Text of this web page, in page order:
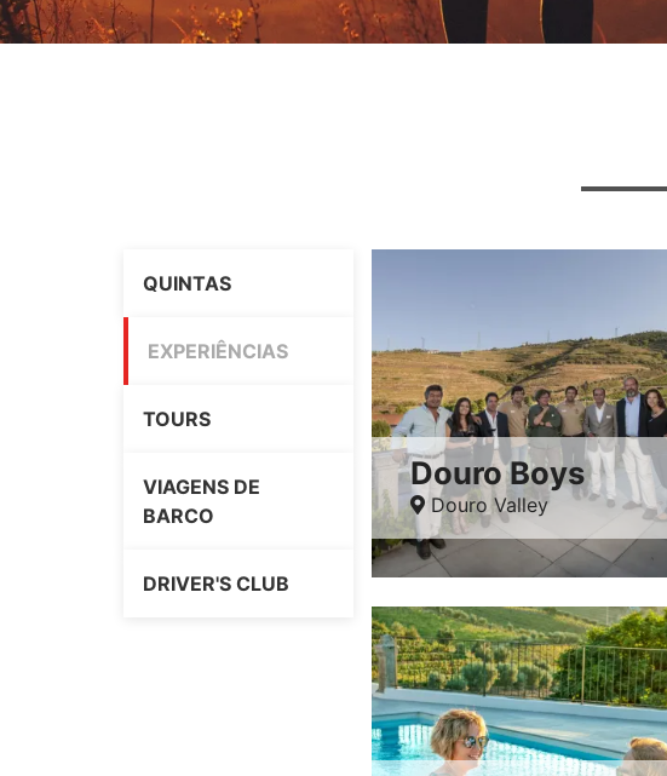
QUINTAS
EXPERIÊNCIAS
TOURS
VIAGENS DE
BARCO
DRIVER'S CLUB
Douro Boys
Douro Valley